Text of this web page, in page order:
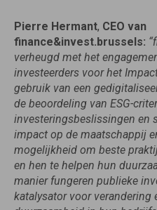
Pierre Hermant, CEO van
finance&invest.brussels:
verheugd met het
investeerders voor het
gebruik van een
de beoordeling van ESG-
investeringsbeslissingen en
impact op de maatschappij
mogelijkheid om beste
en hen te helpen hun
manier fungeren publieke
katalysator voor verandering